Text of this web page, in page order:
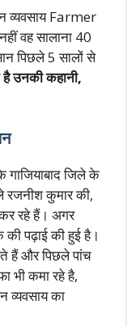
व्यवसाय Farmer
वह सालाना 40
पिछले 5 सालों से
उनकी कहानी,
जिले के
रजनीश कुमार की,
रहे हैं। अगर
की पढ़ाई की हुई है।
हैं और पिछले पांच
भी कमा रहे है,
व्यवसाय का